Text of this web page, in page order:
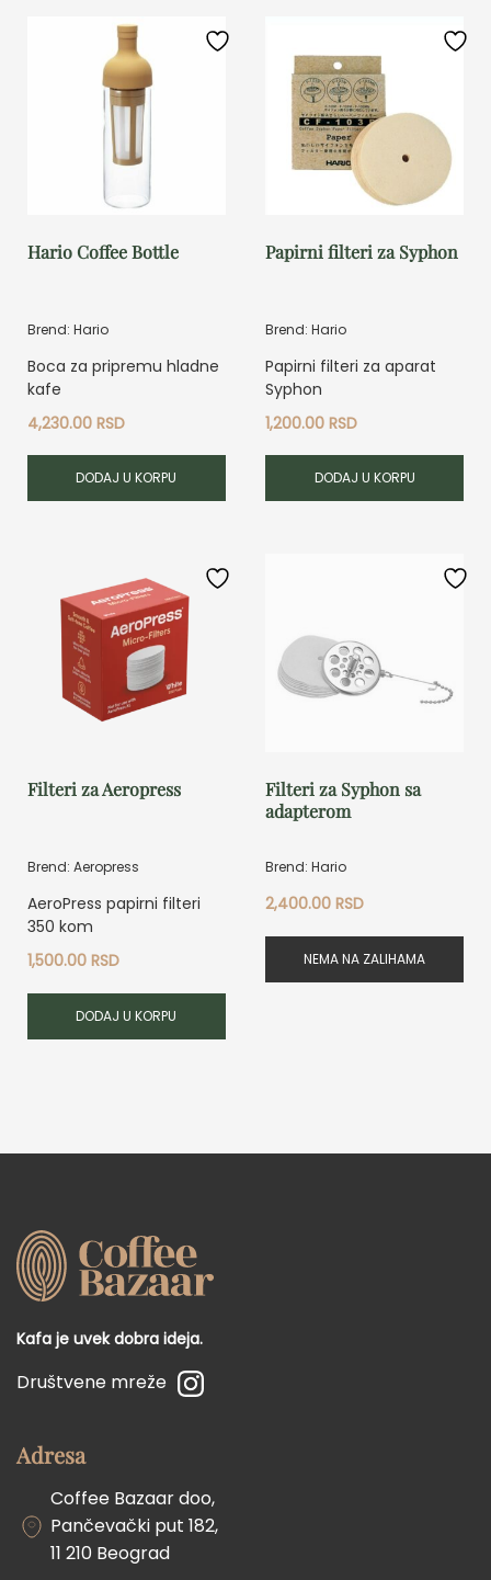
Hario Coffee Bottle
Brend: Hario
Boca za pripremu hladne
kafe
4,230.00 RSD
DODAJ U KORPU
Papirni filteri za Syphon
Brend: Hario
Papirni filteri za aparat
Syphon
1,200.00RSD
DODAJ U KORPU
Filteri za Aeropress
Brend: Aeropress
AeroPress papirni filteri
350 kom
1,500.00 RSD
DODAJ U KORPU
Filteri za Syphon sa
adapterom
Brend: Hario
2,400.00RSD
NEMA NA ZALIHAMA
Kafa je uvek dobra ideja.
Društvene mreže
Adresa
Coffee Bazaar doo,
Pančevački put 182,
11 210 Beograd